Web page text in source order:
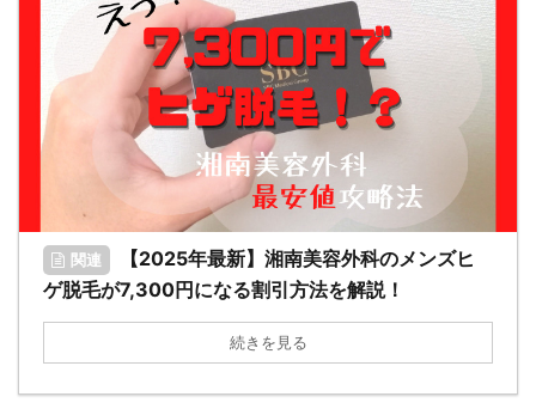
関連
【2025年最新】湘南美容外科のメンズヒ
ゲ脱毛が7,300円になる割引方法を解説！
続きを見る